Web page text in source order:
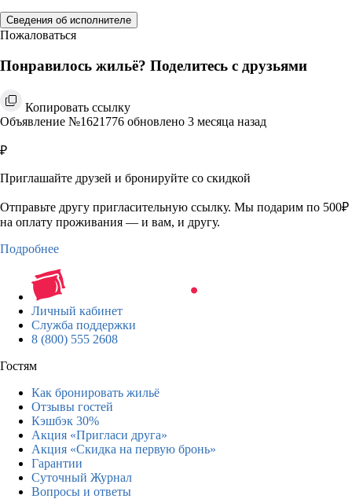
Сведения об исполнителе
Пожаловаться
Понравилось жильё? Поделитесь с друзьями
Копировать ссылку
Объявление №1621776 обновлено 3 месяца назад
₽
Приглашайте друзей и бронируйте со скидкой
Отправьте другу пригласительную ссылку. Мы подарим по 500₽
на оплату проживания — и вам, и другу.
Подробнее
Личный кабинет
Служба поддержки
8 (800) 555 2608
Гостям
Как бронировать жильё
Отзывы гостей
Кэшбэк 30%
Акция «Пригласи друга»
Акция «Скидка на первую бронь»
Гарантии
Суточный Журнал
Вопросы и ответы